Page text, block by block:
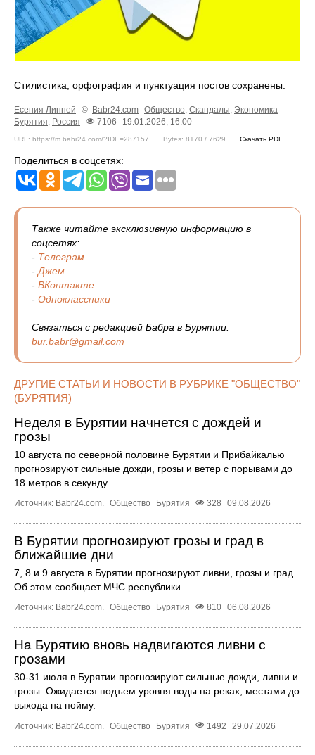
Стилистика, орфография и пунктуация постов сохранены.
Есения Линней © Babr24.com Общество, Скандалы, Экономика
Бурятия, Россия 7106 19.01.2026, 16:00
URL: https://m.babr24.com/?IDE=287157 Bytes: 8170 / 7629 Скачать PDF
Поделиться в соцсетях:
Также читайте эксклюзивную информацию в
соцсетях:
- Телеграм
-Джем
- ВКонтакте
- Одноклассники
Связаться с редакцией Бабра в Бурятии:
bur.babr@gmail.com
ДРУГИЕ СТАТЬИ И НОВОСТИ В РУБРИКЕ "ОБЩЕСТВО"
(БУРЯТИЯ)
Неделя в Бурятии начнется с дождей и
грозы
10 августа по северной половине Бурятии и Прибайкалью
прогнозируют сильные дожди, грозы и ветер с порывами до
18 метров в секунду.
Источник: Babr24.com. Общество Бурятия 328 09.08.2026
В Бурятии прогнозируют грозы и град в
ближайшие дни
7, 8 и 9 августа в Бурятии прогнозируют ливни, грозы и град.
Об этом сообщает МЧС республики.
Источник: Babr24.com. Общество Бурятия 810 06.08.2026
На Бурятию вновь надвигаются ливни с
грозами
30-31 июля в Бурятии прогнозируют сильные дожди, ливни и
грозы. Ожидается подъем уровня воды на реках, местами до
выхода на пойму.
Источник: Babr24.com Общество Бурятия 1492 29.07.2026